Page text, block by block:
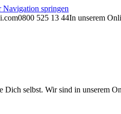
Navigation springen
0800 525 13 44In unserem
Dich selbst. Wir sind in unserem